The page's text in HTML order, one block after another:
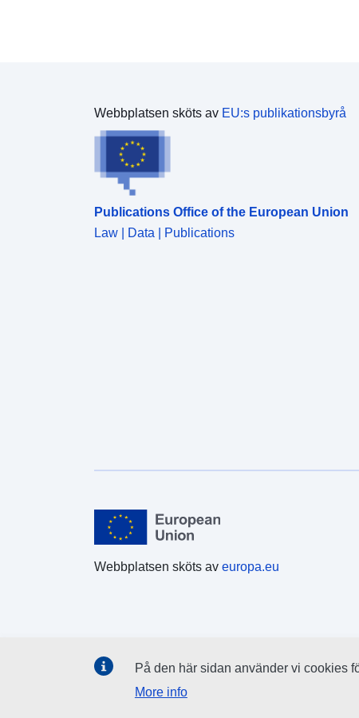
Webbplatsen sköts av EU:s publikationsbyrå
Publications Office of the European Union
Law | Data | Publications
Webbplatsen sköts av europa.eu
På den här sidan använder vi cookies
More info